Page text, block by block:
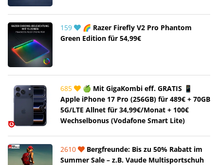
159
🌈 Razer Firefly V2 Pro Phantom
Green Edition für 54,99€
685
🍏 Mit GigaKombi eff. GRATIS 📱
Apple iPhone 17 Pro (256GB) für 489€ + 70GB
5G/LTE Allnet für 34,99€/Monat + 100€
Wechselbonus (Vodafone Smart Lite)
2610
Bergfreunde: Bis zu 50% Rabatt im
Summer Sale – z.B. Vaude Multisportschuh